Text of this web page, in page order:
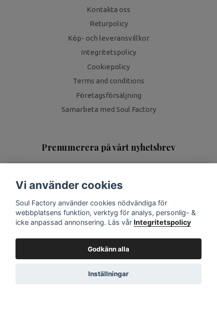
Kontakta oss
Returpolicy
Köp- och leveransvillkor
Integritetspolicy
Cookiepolicy
Terms and conditions
Företagsförsäljning
Samarbeta med Soul Factory
Prenumerera på vårt nyhetsbrev
Sociala medier
Vi använder cookies
Soul Factory använder cookies nödvändiga för
webbplatsens funktion, verktyg för analys, personlig- &
icke anpassad annonsering. Läs vår Integritetspolicy
Godkänn alla
Inställningar